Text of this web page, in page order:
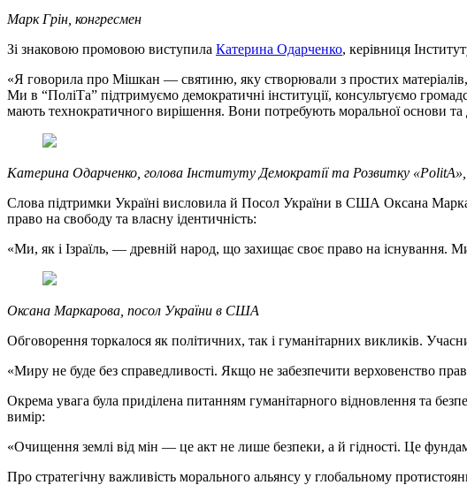
Марк Грін, конгресмен
Зі знаковою промовою виступила Катерина Одарченко, керівниця
«Я говорила про Мішкан — святиню, яку створювали з простих
Ми в “ПоліТа” підтримуємо демократичні інституції, консультуємо
мають технократичного вирішення. Вони потребують моральної основи та
Катерина Одарченко, голова Інституту Демократії та Розвитку «PolitA»,
Слова підтримки Україні висловила й Посол України в США Оксана
право на свободу та власну ідентичність:
«Ми, як і Ізраїль, — древній народ, що захищає своє право на існування.
Оксана Маркарова, посол України в США
Обговорення торкалося як політичних, так і гуманітарних викликів.
«Миру не буде без справедливості. Якщо не забезпечити верховенство
Окрема увага була приділена питанням гуманітарного відновлення та
вимір:
«Очищення землі від мін — це акт не лише безпеки, а й гідності. Це
Про стратегічну важливість морального альянсу у глобальному